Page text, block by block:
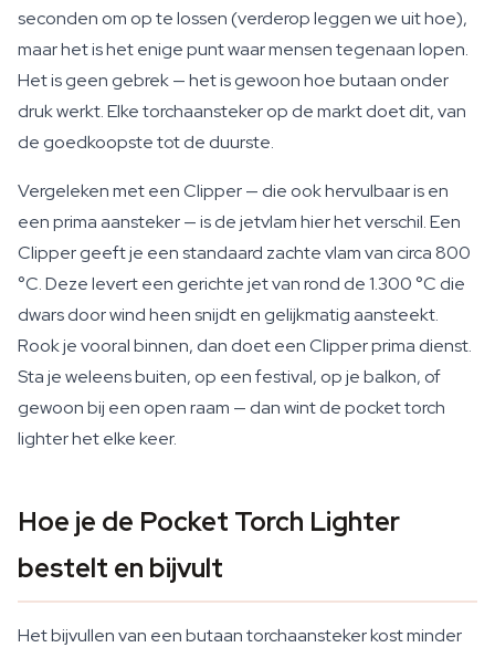
seconden om op te lossen (verderop leggen we uit hoe),
maar het is het enige punt waar mensen tegenaan lopen.
Het is geen gebrek — het is gewoon hoe butaan onder
druk werkt. Elke torchaansteker op de markt doet dit, van
de goedkoopste tot de duurste.
Vergeleken met een Clipper — die ook hervulbaar is en
een prima aansteker — is de jetvlam hier het verschil. Een
Clipper geeft je een standaard zachte vlam van circa 800
°C. Deze levert een gerichte jet van rond de 1.300 °C die
dwars door wind heen snijdt en gelijkmatig aansteekt.
Rook je vooral binnen, dan doet een Clipper prima dienst.
Sta je weleens buiten, op een festival, op je balkon, of
gewoon bij een open raam — dan wint de pocket torch
lighter het elke keer.
Hoe je de Pocket Torch Lighter
bestelt en bijvult
Het bijvullen van een butaan torchaansteker kost minder